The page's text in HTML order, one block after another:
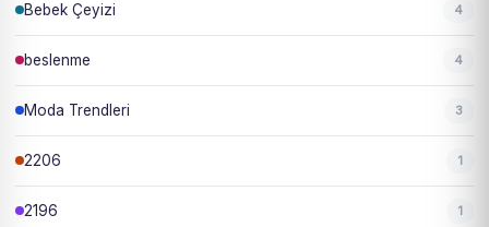
Bebek Çeyizi 4
beslenme 4
Moda Trendleri 3
2206 1
2196 1